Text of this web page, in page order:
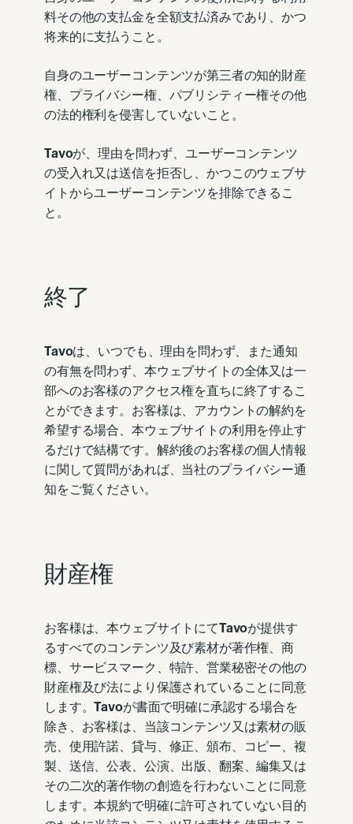
料その他の支払金を全額支払済みであり、かつ
将来的に支払うこと。
自身のユーザーコンテンツが第三者の知的財産
権、プライバシー権、パブリシティー権その他
の法的権利を侵害していないこと。
Tavoが、理由を問わず、ユーザーコンテンツ
の受入れ又は送信を拒否し、かつこのウェブサ
イトからユーザーコンテンツを排除できるこ
と。
終了
Tavoは、いつでも、理由を問わず、また通知
の有無を問わず、本ウェブサイトの全体又は一
部へのお客様のアクセス権を直ちに終了するこ
とができます。お客様は、アカウントの解約を
希望する場合、本ウェブサイトの利用を停止す
るだけで結構です。解約後のお客様の個人情報
に関して質問があれば、当社のプライバシー通
知をご覧ください。
財産権
お客様は、本ウェブサイトにてTavoが提供す
るすべてのコンテンツ及び素材が著作権、商
標、サービスマーク、特許、営業秘密その他の
財産権及び法により保護されていることに同意
します。Tavoが書面で明確に承認する場合を
除き、お客様は、当該コンテンツ又は素材の販
売、使用許諾、貸与、修正、頒布、コピー、複
製、送信、公表、公演、出版、翻案、編集又は
その二次的著作物の創造を行わないことに同意
します。本規約で明確に許可されていない目的